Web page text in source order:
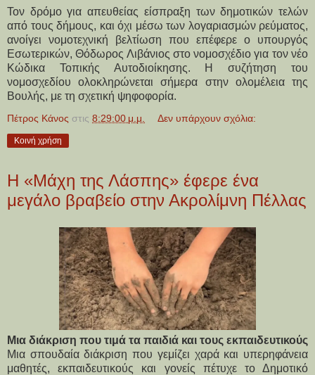
Τον δρόμο για απευθείας είσπραξη των δημοτικών τελών
από τους δήμους, και όχι μέσω των λογαριασμών ρεύματος,
ανοίγει νομοτεχνική βελτίωση που επέφερε ο υπουργός
Εσωτερικών, Θόδωρος Λιβάνιος στο νομοσχέδιο για τον νέο
Κώδικα Τοπικής Αυτοδιοίκησης. Η συζήτηση του
νομοσχεδίου ολοκληρώνεται σήμερα στην ολομέλεια της
Βουλής, με τη σχετική ψηφοφορία.
Πέτρος Κάνος στις 8:29:00 μ.μ. Δεν υπάρχουν σχόλια:
Κοινή χρήση
Η «Μάχη της Λάσπης» έφερε ένα
μεγάλο βραβείο στην Ακρολίμνη Πέλλας
Μια διάκριση που τιμά τα παιδιά και τους εκπαιδευτικούς
Μια σπουδαία διάκριση που γεμίζει χαρά και υπερηφάνεια
μαθητές, εκπαιδευτικούς και γονείς πέτυχε το Δημοτικό